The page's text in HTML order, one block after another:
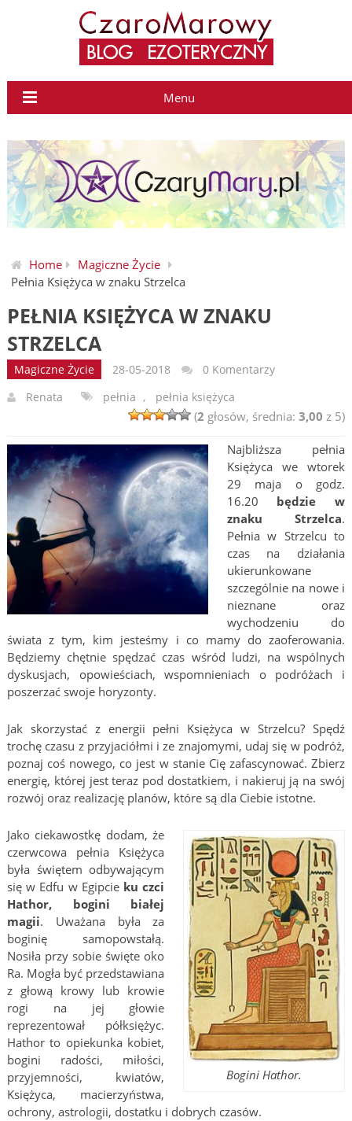
Menu
Home
Magiczne Życie
Pełnia Księżyca w znaku Strzelca
PEŁNIA KSIĘŻYCA W ZNAKU
STRZELCA
Magiczne Życie 28-05-2018
0 Komentarzy
Renata
pełnia , pełnia księżyca
(2 głosów, średnia:3,00 z 5)
Najbliższa pełnia
Księżyca we wtorek
29 maja o godz.
16.20 będzie w
znaku Strzelca.
Pełnia w Strzelcu to
czas na działania
ukierunkowane
szczególnie na nowe i
nieznane oraz
wychodzeniu do
świata z tym, kim jesteśmy i co mamy do zaoferowania.
Będziemy chętnie spędzać czas wśród ludzi, na wspólnych
dyskusjach, opowieściach, wspomnieniach o podróżach i
poszerzać swoje horyzonty.
Jak skorzystać z energii pełni Księżyca w Strzelcu? Spędź
trochę czasu z przyjaciółmi i ze znajomymi, udaj się w podróż,
poznaj coś nowego, co jest w stanie Cię zafascynować. Zbierz
energię, której jest teraz pod dostatkiem, i nakieruj ją na swój
rozwój oraz realizację planów, które są dla Ciebie istotne.
Bogini Hathor.
Jako ciekawostkę dodam, że
czerwcowa pełnia Księżyca
była świętem odbywającym
się w Edfu w Egipcie ku czci
Hathor, bogini białej
magii. Uważana była za
boginię samopowstałą.
Nosiła przy sobie święte oko
Ra. Mogła być przedstawiana
z głową krowy lub krowie
rogi na jej głowie
reprezentował półksiężyc.
Hathor to opiekunka kobiet,
bogini radości, miłości,
przyjemności, kwiatów,
Księżyca, macierzyństwa,
ochrony, astrologii, dostatku i dobrych czasów.